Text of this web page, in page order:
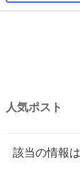
人気ポスト
該当の情報